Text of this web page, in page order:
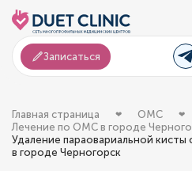
Записаться
Главная страница
ОМС
Лечение по ОМС в городе
Удаление параовариальной
в городе Черногорск